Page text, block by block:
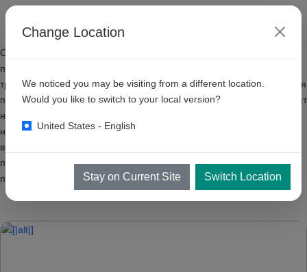
Очистители высокого давления KKE идеально подходят для
подкраски, необходимой до или после автоматической мойки
транспортных средств. Эти насосы также могут использоваться для
полной очистки транспортных средств. Давление этих насосов дает
немедленные результаты очистки. Выберите из представленных
ниже насосов. У KKE есть варианты от 100 до 275 бар, что дает
вам гибкость в выборе подходящего насоса для вашего
применения, будь то мойка автомобилей или любая другая
промышленная очистка.
Change Location
We noticed you may be visiting from a different location.
Would you like to switch to your local version?
United States - English
Stay on Current Site Switch Location